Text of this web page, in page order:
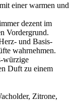
einer warmen und
dezent im
Vordergrund.
und Basis-
wahrnehmen.
würzige
Duft zu einem
Zitrone,